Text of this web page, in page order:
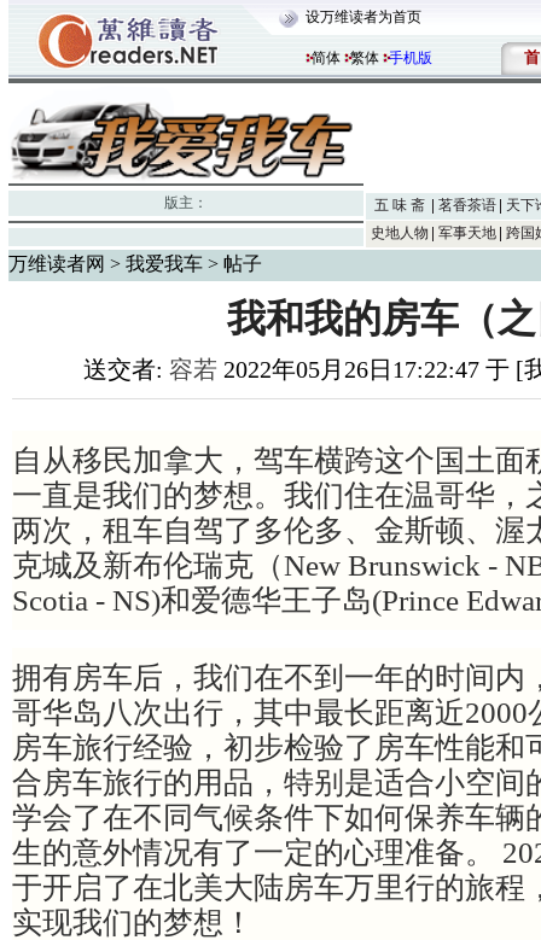
设万维读者为首页
简体 繁体 手机版 首
版主： 五 味 斋 茗香茶语
天下
史地人物
军事天地 跨国
万维读者网 > 我爱我车 > 帖子
我和我的房车（
送交者: 容若 2022年05月26日17:22:47 于
自从移民加拿大，驾车横跨这个国土面
一直是我们的梦想。我们住在温哥华，
两次，租车自驾了多伦多、金斯顿、渥
克城及新布伦瑞克（New Brunswick -
Scotia - NS)和爱德华王子岛(Prince
拥有房车后，我们在不到一年的时间内
哥华岛八次出行，其中最长距离近
房车旅行经验，初步检验了房车性能和
合房车旅行的用品，特别是适合小空间
学会了在不同气候条件下如何保养车辆
生的意外情况有了一定的心理准备。
于开启了在北美大陆房车万里行的旅程
实现我们的梦想！